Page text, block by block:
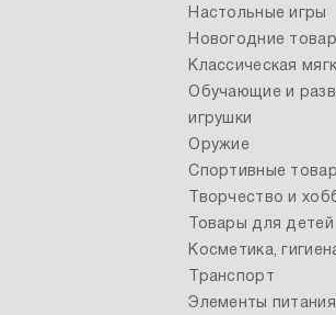
Настольные игры
Новогодние
Классическая
Обучающие и
игрушки
Оружие
Спортивные
Творчество и
Товары для детей
Косметика,
Транспорт
Элементы питания